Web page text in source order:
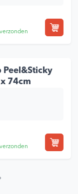
Peel&Sticky
x 74cm